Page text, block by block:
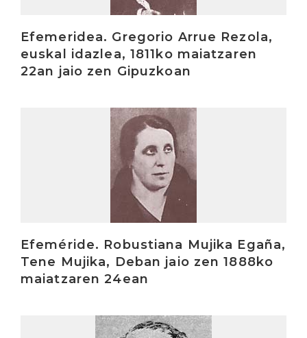
Efemeridea. Gregorio Arrue Rezola,
euskal idazlea, 1811ko maiatzaren
22an jaio zen Gipuzkoan
Efeméride. Robustiana Mujika Egaña,
Tene Mujika, Deban jaio zen 1888ko
maiatzaren 24ean